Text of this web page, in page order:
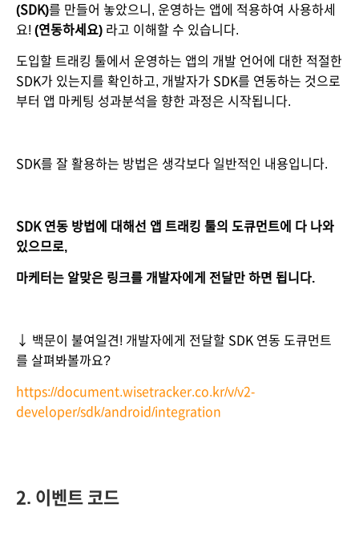
(SDK)를 만들어 놓았으니, 운영하는 앱에 적용하여 사용하세
요! (연동하세요) 라고 이해할 수 있습니다.
도입할 트래킹 툴에서 운영하는 앱의 개발 언어에 대한 적절한
SDK가 있는지를 확인하고, 개발자가 SDK를 연동하는 것으로
부터 앱 마케팅 성과분석을 향한 과정은 시작됩니다.
SDK를 잘 활용하는 방법은 생각보다 일반적인 내용입니다.
SDK 연동 방법에 대해선 앱 트래킹 툴의 도큐먼트에 다 나와
있으므로,
마케터는 알맞은 링크를 개발자에게 전달만 하면 됩니다.
↓ 백문이 불여일견! 개발자에게 전달할 SDK 연동 도큐먼트
를 살펴봐볼까요?
https://document.wisetracker.co.kr/v/v2-
developer/sdk/android/integration
2. 이벤트 코드